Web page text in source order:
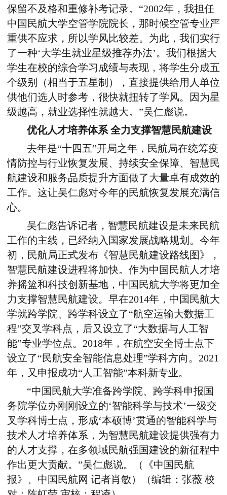
保留不及格和重修补考记录。“2002年，我担任
中国民航大学空管学院院长，那时候空管专业严
重供不应求，所以学风比较差。为此，我们实行
了一种‘大学生就业星级推荐办法’。我们根据大
学生在校的综合学习成绩与表现，将学生分成五
个级别（相当于五星制），直接提供给用人单位
供他们选人时参考，很快就扭转了学风。因为星
级越高，就业选择性就越大。”吴仁彪说。
优化人才培养体系 全力支撑智慧民航建设
去年是“十四五”开局之年，民航局在统筹疫
情防控与行业恢复发展、持续安全保障、智慧民
航建设和服务品质提升方面做了大量卓有成效的
工作。这让吴仁彪对今年的民航恢复发展充满信
心。
吴仁彪告诉记者，智慧民航建设是未来民航
工作的主线，已经纳入国家发展战略规划。今年
初，民航局正式发布《智慧民航建设路线图》，
智慧民航建设进程将加快。作为中国民航人才培
养摇篮和科技创新基地，中国民航大学将更加全
力支撑智慧民航建设。早在2014年，中国民航大
学就跨学院、跨学科设立了“航空运输大数据工
程”交叉学科点，后又设立了“大数据与人工智
能”专业学位点。2018年，在航空安全博士点下
设立了“民航安全智能信息处理”学科方向。2021
年，又申报成功“人工智能”本科新专业。
“中国民航大学准备跨学院、跨学科申报国
务院学位办刚刚设立的‘智能科学与技术’一级交
叉学科博士点，形成‘本硕博’贯通的智能科学与
技术人才培养体系，为智慧民航建设提供强有力
的人才支撑，在多领域民航强国建设的新征程中
作出更大贡献。”吴仁彪说。（《中国民航
报》、中国民航网 记者肖敏）（编辑：张薇 校